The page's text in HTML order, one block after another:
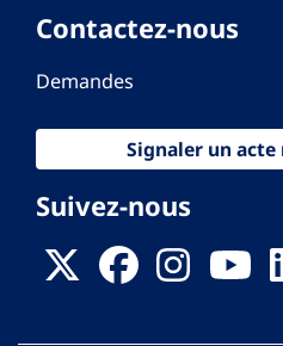
Contactez-nous
Demandes
Signaler un
Suivez-nous